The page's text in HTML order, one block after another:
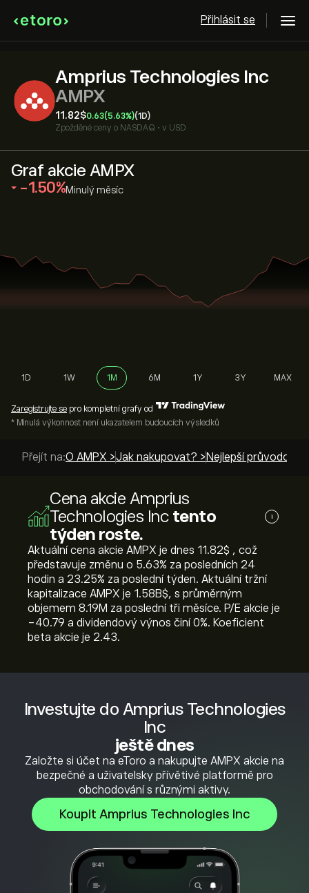
Přihlásit se
Amprius Technologies Inc
AMPX
11.82‎$‎0.63(5.63%)(1D)
Zpožděné ceny o NASDAQ • v USD
Investujte do Amprius Technologies
Inc
ještě dnes
Založte si účet na eToro a nakupujte AMPX akcie na
bezpečné a uživatelsky přívětivé platformě pro
obchodování s různými aktivy.
Koupit Amprius Technologies Inc
Graf akcie AMPX
‎-1.50‎ Minulý měsíc
1D 1W 1M 6M 1Y 3Y MAX
Zaregistrujte se pro kompletní grafy od
* Minulá výkonnost není ukazatelem budoucích výsledků
Přejít na:O AMPX >Jak nakupovat? > Nejlepší průvodci >
Cena akcie Amprius
Technologies Inc tento
týden roste.
i
Aktuální cena akcie AMPX je dnes 11.82‎$‎ , což
představuje změnu o ‎5.63‎% za posledních 24
hodin a ‎23.25‎% za poslední týden. Aktuální tržní
kapitalizace AMPX je 1.58B‎$‎, s průměrným
objemem 8.19M za poslední tři měsíce. P/E akcie je
-40.79 a dividendový výnos činí 0%. Koeficient
beta akcie je 2.43.